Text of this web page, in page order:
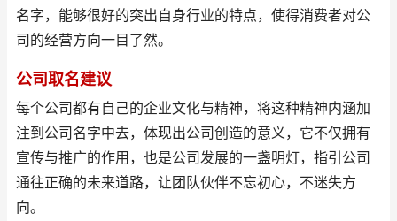
名字，能够很好的突出自身行业的特点，使得消费者对公
司的经营方向一目了然。
公司取名建议
每个公司都有自己的企业文化与精神，将这种精神内涵加
注到公司名字中去，体现出公司创造的意义，它不仅拥有
宣传与推广的作用，也是公司发展的一盏明灯，指引公司
通往正确的未来道路，让团队伙伴不忘初心，不迷失方
向。